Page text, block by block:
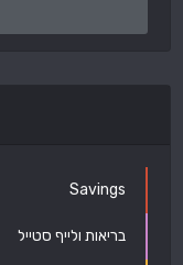
Savings
בריאות ולייף סטייל